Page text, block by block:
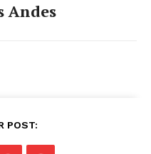
Andes
POST: